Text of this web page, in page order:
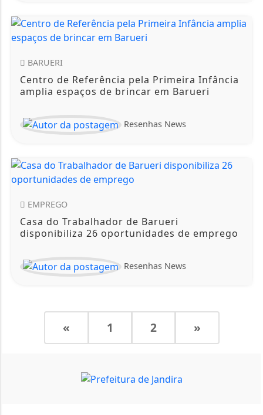
BARUERI
Centro de Referência pela Primeira Infância
amplia espaços de brincar em Barueri
Resenhas News
EMPREGO
Casa do Trabalhador de Barueri
disponibiliza 26 oportunidades de emprego
Resenhas News
« 1 2 »